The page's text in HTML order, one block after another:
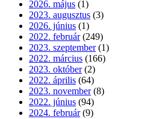
2026. május (1)
2023. augusztus (3)
2026. június (1)
2022. február (249)
2023. szeptember (1)
2022. március (166)
2023. október (2)
2022. április (64)
2023. november (8)
2022. június (94)
2024. február (9)